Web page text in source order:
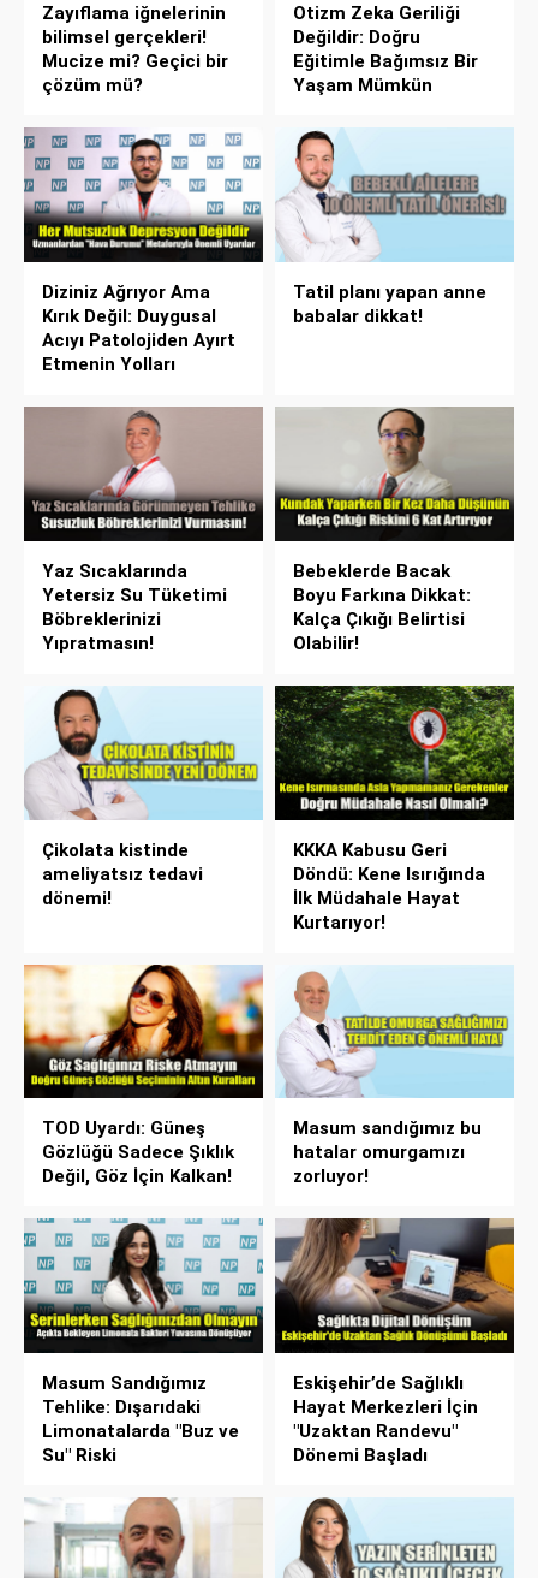
Zayıflama iğnelerinin
bilimsel gerçekleri!
Mucize mi? Geçici bir
çözüm mü?
Otizm Zeka Geriliği
Değildir: Doğru
Eğitimle Bağımsız Bir
Yaşam Mümkün
Diziniz Ağrıyor Ama
Kırık Değil: Duygusal
Acıyı Patolojiden Ayırt
Etmenin Yolları
Tatil planı yapan anne
babalar dikkat!
Yaz Sıcaklarında
Yetersiz Su Tüketimi
Böbreklerinizi
Yıpratmasın!
Bebeklerde Bacak
Boyu Farkına Dikkat:
Kalça Çıkığı Belirtisi
Olabilir!
Çikolata kistinde
ameliyatsız tedavi
dönemi!
KKKA Kabusu Geri
Döndü: Kene Isırığında
İlk Müdahale Hayat
Kurtarıyor!
TOD Uyardı: Güneş
Gözlüğü Sadece Şıklık
Değil, Göz İçin Kalkan!
Masum sandığımız bu
hatalar omurgamızı
zorluyor!
Masum Sandığımız
Tehlike: Dışarıdaki
Limonatalarda "Buz ve
Su" Riski
Eskişehir’de Sağlıklı
Hayat Merkezleri İçin
"Uzaktan Randevu"
Dönemi Başladı